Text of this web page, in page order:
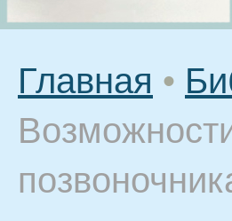
Главная •